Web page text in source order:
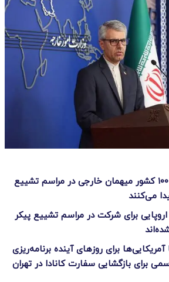
بقائی: از حدود ۱۰۰ کشور میهمان خارجی در مراسم تشییع
می‌کنند
برای شرکت در مراسم تشییع پیکر
برای روزهای آینده برنامه‌ریزی
برای بازگشایی سفارت کانادا در تهران